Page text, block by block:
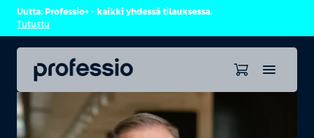
Uutta: Professio+ – kaikki yhdessä tilauksessa.
Tutustu